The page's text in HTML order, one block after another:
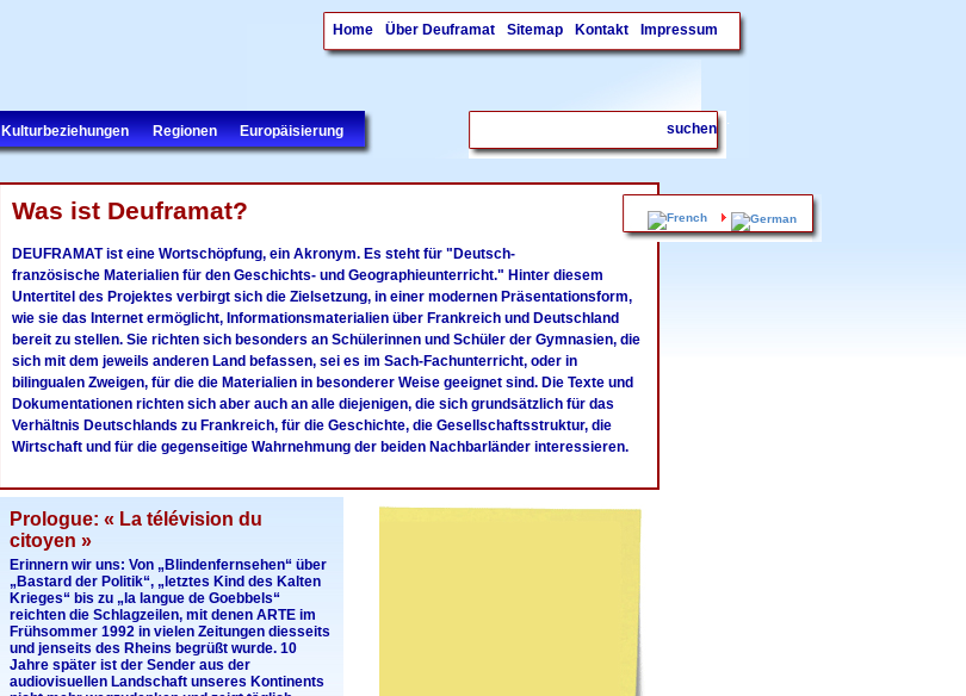
Home Über Deuframat Sitemap Kontakt Impressum
Kulturbeziehungen Regionen Europäisierung
.
Was ist Deuframat?
DEUFRAMAT ist eine Wortschöpfung, ein Akronym. Es steht für " Deutsch-
französische Materialien für den Geschichts- und Geographieunterricht." Hinter diesem
Untertitel des Projektes verbirgt sich die Zielsetzung, in einer modernen Präsentationsform,
wie sie das Internet ermöglicht, Informationsmaterialien über Frankreich und Deutschland
bereit zu stellen. Sie richten sich besonders an Schülerinnen und Schüler der Gymnasien, die
sich mit dem jeweils anderen Land befassen, sei es im Sach-Fachunterricht, oder in
bilingualen Zweigen, für die die Materialien in besonderer Weise geeignet sind. Die Texte und
Dokumentationen richten sich aber auch an alle diejenigen, die sich grundsätzlich für das
Verhältnis Deutschlands zu Frankreich, für die Geschichte, die Gesellschaftsstruktur, die
Wirtschaft und für die gegenseitige Wahrnehmung der beiden Nachbarländer interessieren.
Prologue: « La télévision du
citoyen »
Erinnern wir uns: Von „Blindenfernsehen“ über
„Bastard der Politik“, „letztes Kind des Kalten
Krieges“ bis zu „la langue de Goebbels“
reichten die Schlagzeilen, mit denen ARTE im
Frühsommer 1992 in vielen Zeitungen diesseits
und jenseits des Rheins begrüßt wurde. 10
Jahre später ist der Sender aus der
audiovisuellen Landschaft unseres Kontinents